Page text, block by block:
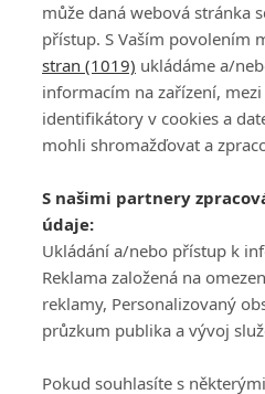
DISKUZE
Šéfredaktorkou webu jePetr Slavík
Máte-li zájem o inzerci na
Ochrana osobních údajů|Zásady
Upravit
může daná webová stránka
přístup. S Vaším povolením
stran (1019) ukládáme a/
informacím na zařízení,
identifikátory v cookies a
mohli shromažďovat a
S našimi partnery
údaje:
Ukládání a/nebo přístup k
Reklama založená na
reklamy, Personalizovaný
průzkum publika a vývoj
Pokud souhlasíte s